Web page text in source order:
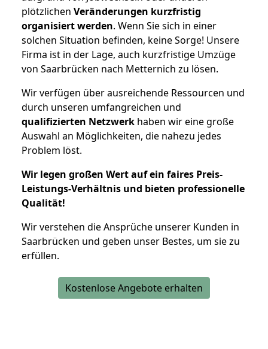
plötzlichen Veränderungen kurzfristig
organisiert werden. Wenn Sie sich in einer
solchen Situation befinden, keine Sorge! Unsere
Firma ist in der Lage, auch kurzfristige Umzüge
von Saarbrücken nach Metternich zu lösen.
Wir verfügen über ausreichende Ressourcen und
durch unseren umfangreichen und
qualifizierten Netzwerk haben wir eine große
Auswahl an Möglichkeiten, die nahezu jedes
Problem löst.
Wir legen großen Wert auf ein faires Preis-
Leistungs-Verhältnis und bieten professionelle
Qualität!
Wir verstehen die Ansprüche unserer Kunden in
Saarbrücken und geben unser Bestes, um sie zu
erfüllen.
Kostenlose Angebote erhalten